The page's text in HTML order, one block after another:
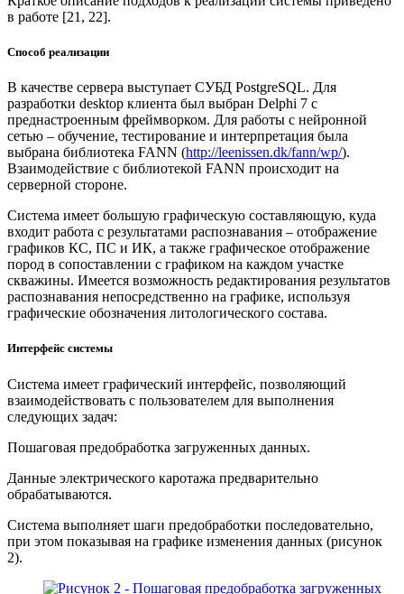
в работе [21, 22].
Способ реализации
В качестве сервера выступает СУБД PostgreSQL. Для
разработки desktop клиента был выбран Delphi 7 с
преднастроенным фреймворком. Для работы с нейронной
сетью – обучение, тестирование и интерпретация была
выбрана библиотека FANN (http://leenissen.dk/fann/wp/).
Взаимодействие с библиотекой FANN происходит на
серверной стороне.
Система имеет большую графическую составляющую, куда
входит работа с результатами распознавания – отображение
графиков КС, ПС и ИК, а также графическое отображение
пород в сопоставлении с графиком на каждом участке
скважины. Имеется возможность редактирования результатов
распознавания непосредственно на графике, используя
графические обозначения литологического состава.
Интерфейс системы
Система имеет графический интерфейс, позволяющий
взаимодействовать с пользователем для выполнения
следующих задач:
Пошаговая предобработка загруженных данных.
Данные электрического каротажа предварительно
обрабатываются.
Система выполняет шаги предобработки последовательно,
при этом показывая на графике изменения данных (рисунок
2).